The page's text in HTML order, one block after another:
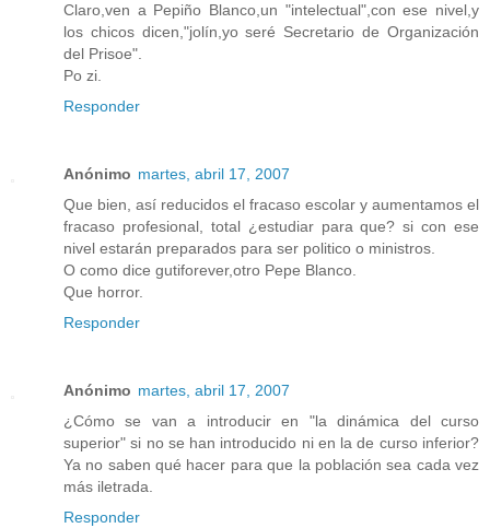
Claro,ven a Pepiño Blanco,un "intelectual",con ese nivel,y
los chicos dicen,"jolín,yo seré Secretario de Organización
del Prisoe".
Po zi.
Responder
Anónimo martes, abril 17, 2007
Que bien, así reducidos el fracaso escolar y aumentamos el
fracaso profesional, total ¿estudiar para que? si con ese
nivel estarán preparados para ser politico o ministros.
O como dice gutiforever,otro Pepe Blanco.
Que horror.
Responder
Anónimo martes, abril 17, 2007
¿Cómo se van a introducir en "la dinámica del curso
superior" si no se han introducido ni en la de curso inferior?
Ya no saben qué hacer para que la población sea cada vez
más iletrada.
Responder